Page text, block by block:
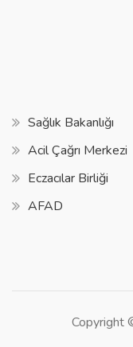
Sağlık Bakanlığı
Acil Çağrı Merkezi
Eczacılar Birliği
AFAD
Copyright